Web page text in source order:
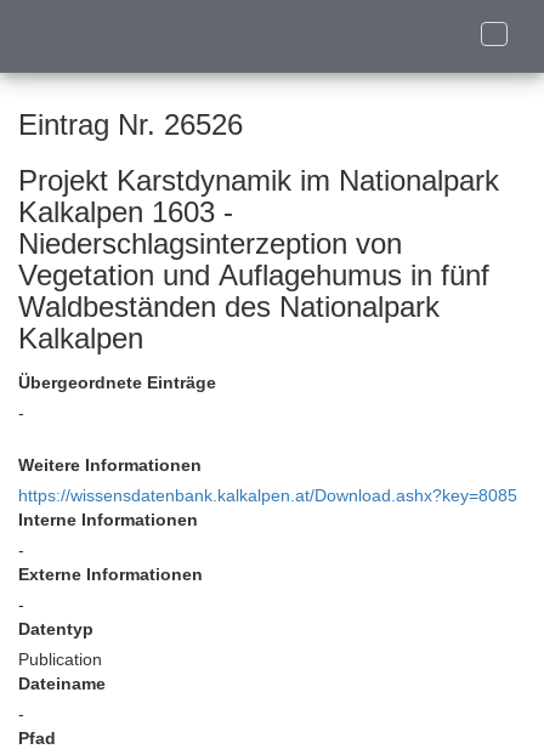
Toggle
Eintrag Nr. 26526
Projekt Karstdynamik im Nationalpark
Kalkalpen 1603 -
Niederschlagsinterzeption von
Vegetation und Auflagehumus in fünf
Waldbeständen des Nationalpark
Kalkalpen
Übergeordnete Einträge
-
Weitere Informationen
https://wissensdatenbank.kalkalpen.at/Download.ashx?key=8085
Interne Informationen
-
Externe Informationen
-
Datentyp
Publication
Dateiname
-
Pfad